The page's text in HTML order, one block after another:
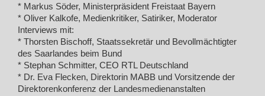
* Markus Söder, Ministerpräsident Freistaat Bayern
* Oliver Kalkofe, Medienkritiker, Satiriker, Moderator
Interviews mit:
* Thorsten Bischoff, Staatssekretär und Bevollmächtigter
des Saarlandes beim Bund
* Stephan Schmitter, CEO RTL Deutschland
* Dr. Eva Flecken, Direktorin MABB und Vorsitzende der
Direktorenkonferenz der Landesmedienanstalten